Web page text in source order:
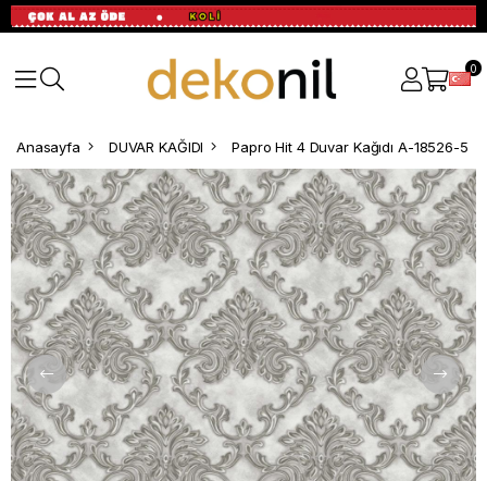
0
Anasayfa DUVAR KAĞIDI Papro Hit 4 Duvar Kağıdı A-18526-5